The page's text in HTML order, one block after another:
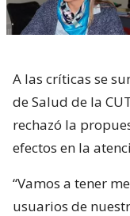
A las críticas se
de Salud de la
rechazó la
efectos en la
“Vamos a tener
usuarios de